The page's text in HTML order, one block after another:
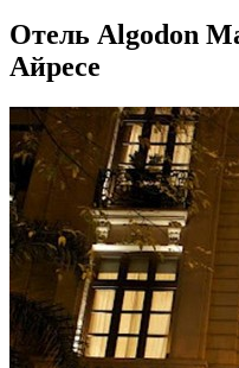
Отель Algodon
Айресе